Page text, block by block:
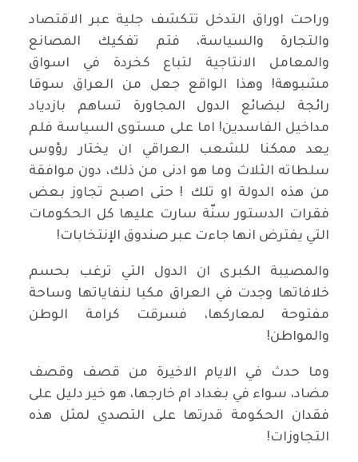
وراحت اوراق التدخل تتكشف جلية عبر الاقتصاد
والتجارة والسياسة، فتم تفكيك المصانع
والمعامل الانتاجية لتباع كخردة في اسواق
مشبوهة! وهذا الواقع جعل من العراق سوقا
رائجة لبضائع الدول المجاورة تساهم بازدياد
مداخيل الفاسدين! اما على مستوى السياسة فلم
يعد ممكنا للشعب العراقي ان يختار رؤوس
سلطاته الثلاث وما هو ادنى من ذلك، دون موافقة
من هذه الدولة او تلك ! حتى اصبح تجاوز بعض
فقرات الدستور سنّة سارت عليها كل الحكومات
التي يفترض انها جاءت عبر صندوق الإنتخابات!
والمصيبة الكبرى ان الدول التي ترغب بحسم
خلافاتها وجدت في العراق مكبا لنفاياتها وساحة
مفتوحة لمعاركها، فسرقت كرامة الوطن
والمواطن!
وما حدث في الايام الاخيرة من قصف وقصف
مضاد، سواء في بغداد ام خارجها، هو خير دليل على
فقدان الحكومة قدرتها على التصدي لمثل هذه
التجاوزات!